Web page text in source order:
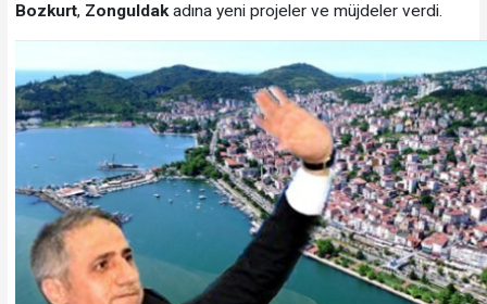
Bozkurt, Zonguldakadına yeni projeler ve müjdeler verdi.